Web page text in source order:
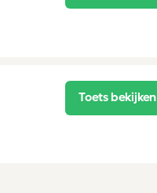
Toets bekijken